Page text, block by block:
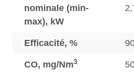
nominale (min-
max), kW
Efficacité, %
CO, mg/Nm3